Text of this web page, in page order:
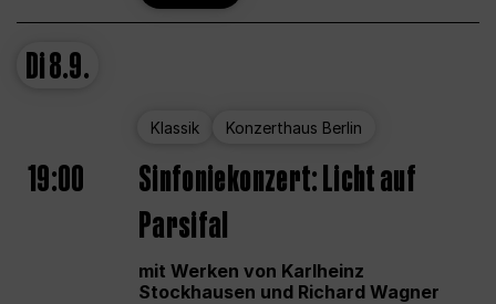
Di8.9.
Klassik Konzerthaus Berlin
19:00
Sinfoniekonzert: Licht auf
Parsifal
mit Werken von Karlheinz
Stockhausen und Richard Wagner